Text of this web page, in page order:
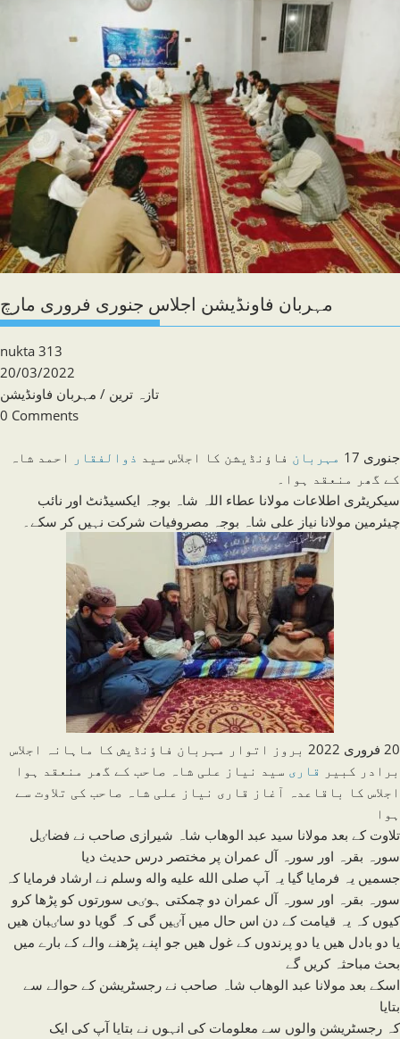
مہربان فاونڈیشن اجلاس جنوری فروری مارچ
Post
author:
nukta 313
Post
published:
20/03/2022
Post
category:
تازہ ترین / مہربان فاونڈیشن
Post
0 Comments
جنوری 17 مہربان فاؤنڈیشن کا اجلاس سید ذوالفقار
احمد شاہ
کے گھر منعقد ہوا۔
سیکریٹری اطلاعات مولانا عطاء اللہ شاہ بوجہ ایکسیڈنٹ اور نائب
چیئرمین مولانا نیاز علی شاہ بوجہ مصروفیات شرکت نہیں کر سکے۔
20 فروری 2022 بروز اتوار مہربان فاٶنڈیش کا ماہانہ اجلاس
برادر کبیر قاری سید نیاز علی شاہ صاحب کے گھر منعقد ہوا
اجلاس کا باقاعدہ آغاز قاری نیاز علی شاہ صاحب کی تلاوت سے
ہوا
تلاوت کے بعد مولانا سید عبد الوھاب شاہ شیرازی صاحب نے فضاٸل
سورہ بقرہ اور سورہ آل عمران پر مختصر درس حدیث دیا
جسمیں یہ فرمایا گیا یہ آپ صلى الله عليه واله وسلم نے ارشاد فرمایا کہ
سورہ بقرہ اور سورہ آل عمران دو چمکتی ہوٸی سورتوں کو پڑھا کرو
کیوں کہ یہ قیامت کے دن اس حال میں آٸیں گی کہ گویا دو ساٸبان ھیں
یا دو بادل ھیں یا دو پرندوں کے غول ھیں جو اپنے پڑھنے والے کے بارے میں
بحث مباحثہ کریں گے
اسکے بعد مولانا عبد الوھاب شاہ صاحب نے رجسٹریشن کے حوالے سے
بتایا
کہ رجسٹریشن والوں سے معلومات کی انہوں نے بتایا آپ کی ایک